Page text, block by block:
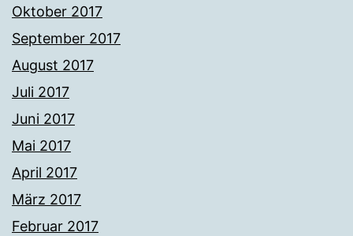
Oktober 2017
September 2017
August 2017
Juli 2017
Juni 2017
Mai 2017
April 2017
März 2017
Februar 2017